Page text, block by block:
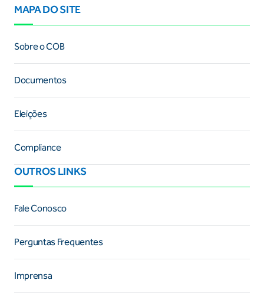
MAPA DO SITE
Sobre o COB
Documentos
Eleições
Compliance
OUTROS LINKS
Fale Conosco
Perguntas Frequentes
Imprensa